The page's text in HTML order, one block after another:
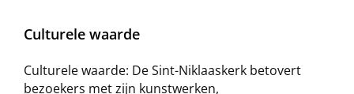
Culturele waarde
Culturele waarde: De Sint-Niklaaskerk betovert
bezoekers met zijn kunstwerken,